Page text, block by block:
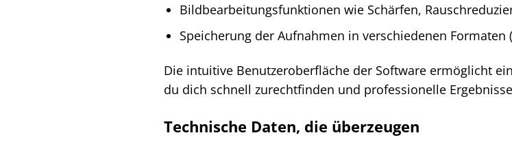
Bildbearbeitungsfunktionen wie Schärfen,
Speicherung der Aufnahmen in verschiedenen Formaten
Die intuitive Benutzeroberfläche der Software ermöglicht
du dich schnell zurechtfinden und professionelle
Technische Daten, die überzeugen